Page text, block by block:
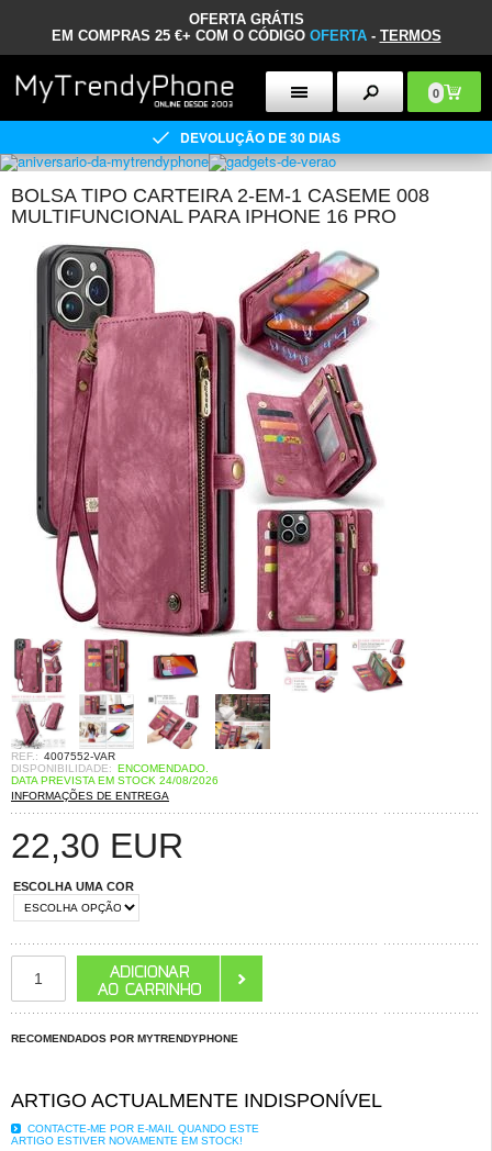
OFERTA GRÁTIS
EM COMPRAS 25 €+ COM O CÓDIGO OFERTA- TERMOS
0
DEVOLUÇÃO DE 30 DIAS
BOLSA TIPO CARTEIRA 2-EM-1 CASEME 008
MULTIFUNCIONAL PARA IPHONE 16 PRO
REF.: 4007552-VAR
DISPONIBILIDADE: ENCOMENDADO.
DATA PREVISTA EM STOCK 24/08/2026
INFORMAÇÕES DE ENTREGA
22,30 EUR
ESCOLHA UMA COR
RECOMENDADOS POR MYTRENDYPHONE
ARTIGO ACTUALMENTE INDISPONÍVEL
CONTACTE-ME POR E-MAIL QUANDO ESTE
ARTIGO ESTIVER NOVAMENTE EM STOCK!